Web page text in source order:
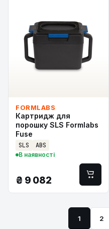
FORMLABS
Картридж для
порошку SLS Formlabs
Fuse
SLS ABS
В наявності
₴ 9 082
1 2